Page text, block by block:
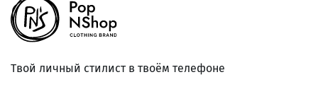
Твой личный стилист в твоём телефоне